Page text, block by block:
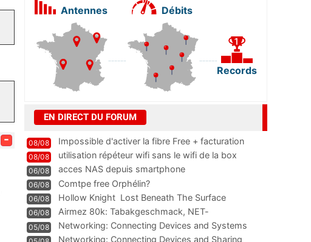
-
Antennes Débits
Records
EN DIRECT DU FORUM
08/08
Impossible d'activer la fibre Free + facturation
résiliation
08/08 utilisation répéteur wifi sans le wifi de la box
06/08 acces NAS depuis smartphone
06/08 Comtpe free Orphélin?
06/08 Hollow Knight  Lost Beneath The Surface
06/08
Airmez 80k: Tabakgeschmack, NET-
Technologie und Leistung im
05/08 Networking: Connecting Devices and Systems
Networking: Connecting Devices and Sharing